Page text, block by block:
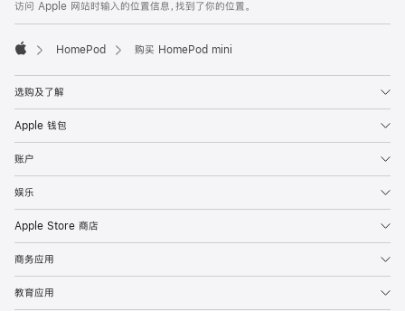
访问 Apple 网站时输入的位置信息，找到了你的位置。
HomePod 购买 HomePod mini
选购及了解
Apple 钱包
账户
娱乐
Apple Store 商店
商务应用
教育应用